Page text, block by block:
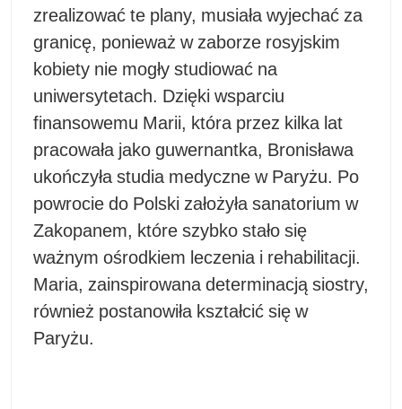
zrealizować te plany, musiała wyjechać za
granicę, ponieważ w zaborze rosyjskim
kobiety nie mogły studiować na
uniwersytetach. Dzięki wsparciu
finansowemu Marii, która przez kilka lat
pracowała jako guwernantka, Bronisława
ukończyła studia medyczne w Paryżu. Po
powrocie do Polski założyła sanatorium w
Zakopanem, które szybko stało się
ważnym ośrodkiem leczenia i rehabilitacji.
Maria, zainspirowana determinacją siostry,
również postanowiła kształcić się w
Paryżu.